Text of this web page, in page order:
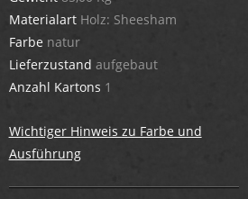
Materialart Holz: Sheesham
Farbe natur
Lieferzustand aufgebaut
Anzahl Kartons 1
Wichtiger Hinweis zu Farbe und
Ausführung